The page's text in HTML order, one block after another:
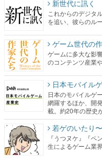
新世代に訊く
これからのデジタ
を追い、彼らのル
ゲーム世代の
ゲームに多大な影
のコンテンツ産業
日本モバイル
日本のモバイルゲ
網羅するほか、開
載。約20年の歴史
若ゲのいたり
『うつヌケ』『ペ
生によるゲーム業